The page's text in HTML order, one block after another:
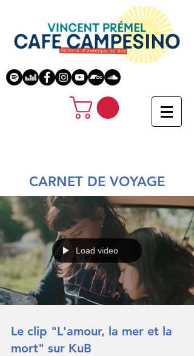
CARNET DE VOYAGE
Load video
Le clip "L'amour, la mer et la
mort" sur KuB